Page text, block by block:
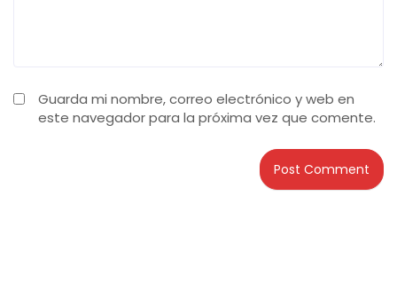
Guarda mi nombre, correo electrónico y web en
este navegador para la próxima vez que comente.